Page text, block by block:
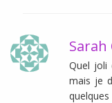
Quel joli
mais je